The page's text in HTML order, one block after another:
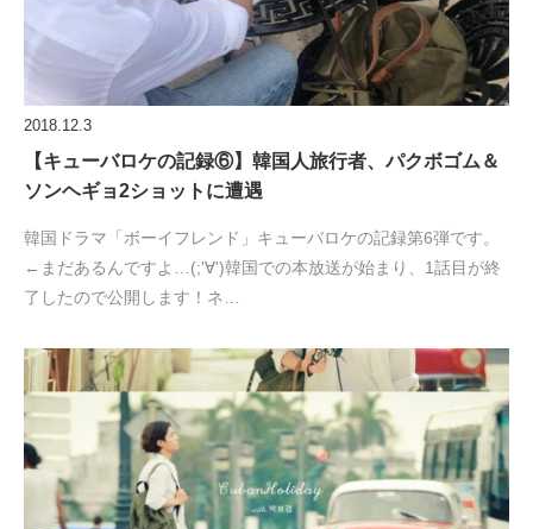
2018.12.3
【キューバロケの記録⑥】韓国人旅行者、パクボゴム＆
ソンヘギョ2ショットに遭遇
韓国ドラマ「ボーイフレンド」キューバロケの記録第6弾です。
←まだあるんですよ…(;'∀')韓国での本放送が始まり、1話目が終
了したので公開します！ネ…